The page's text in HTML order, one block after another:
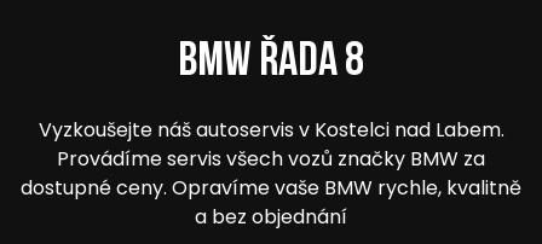
BMW řada 8
Vyzkoušejte náš autoservis v Kostelci nad Labem.
Provádíme servis všech vozů značky BMW za
dostupné ceny. Opravíme vaše BMW rychle, kvalitně
a bez objednání